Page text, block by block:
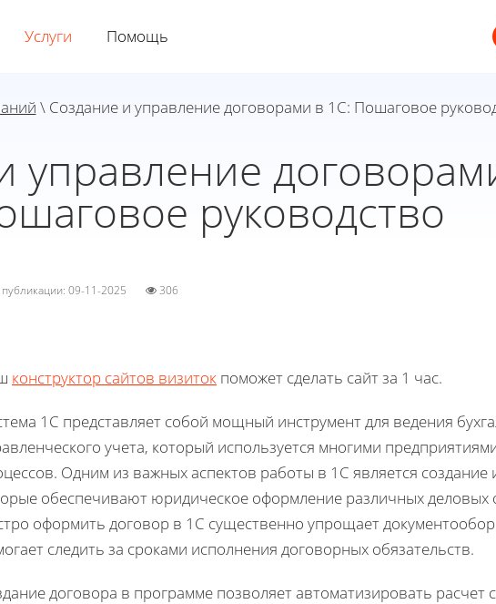
Услуги Помощь
\ Создание и управление договорами в 1С: Пошаговое
управление
руководство
публикации: 09-11-2025 306
конструктор сайтов визиток поможет сделать сайт за 1 час.
1С представляет собой мощный инструмент для ведения
учета, который используется многими
Одним из важных аспектов работы в 1С является создание
обеспечивают юридическое оформление различных деловых
оформить договор в 1С существенно упрощает
следить за сроками исполнения договорных обязательств.
договора в программе позволяет автоматизировать расчет